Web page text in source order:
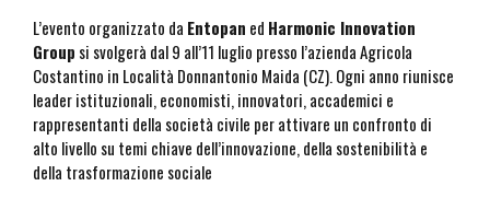
L’evento organizzato da Entopan ed Harmonic Innovation
Group si svolgerà dal 9 all’11 luglio presso l’azienda Agricola
Costantino in Località Donnantonio Maida (CZ). Ogni anno riunisce
leader istituzionali, economisti, innovatori, accademici e
rappresentanti della società civile per attivare un confronto di
alto livello su temi chiave dell’innovazione, della sostenibilità e
della trasformazione sociale